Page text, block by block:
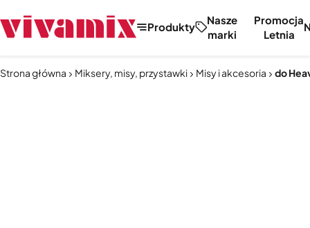
Produkty
Nasze
marki
Promocja
Letnia
Strona główna Miksery, misy, przystawki Misy i akcesoria do